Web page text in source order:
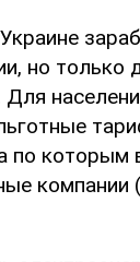
но только
Для
по которым